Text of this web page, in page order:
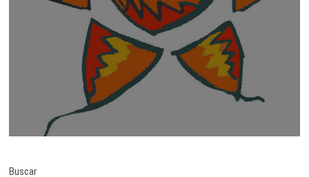
Buscar